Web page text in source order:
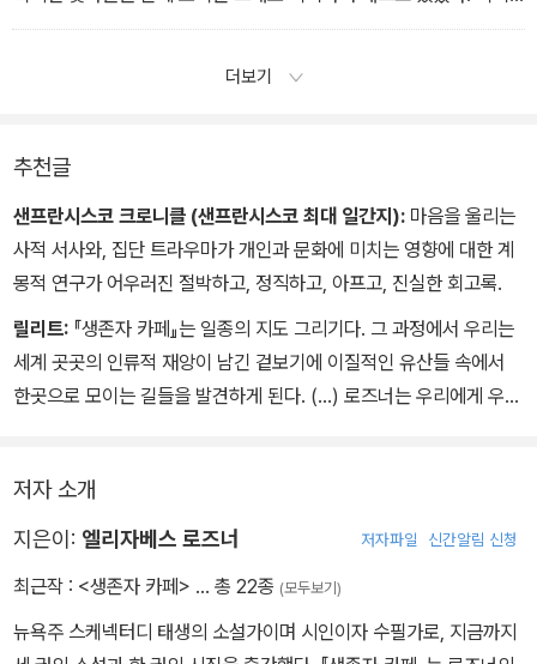
하기 위해서. 피부로 증언하기 위해서. 무엇을 새기고 무엇을 주장할
더보기
추천글
샌프란시스코 크로니클 (샌프란시스코 최대 일간지): 마음을 울리는
사적 서사와, 집단 트라우마가 개인과 문화에 미치는 영향에 대한 계
몽적 연구가 어우러진 절박하고, 정직하고, 아프고, 진실한 회고록.
릴리트: 『생존자 카페』는 일종의 지도 그리기다. 그 과정에서 우리는
세계 곳곳의 인류적 재앙이 남긴 겉보기에 이질적인 유산들 속에서
한곳으로 모이는 길들을 발견하게 된다. (…) 로즈너는 우리에게 우리
해 이해할 것을 권유한다.
저자 소개
지은이: 엘리자베스 로즈너 저자파일 신간알림 신청
최근작 : <생존자 카페> … 총 22종 (모두보기)
뉴욕주 스케넥터디 태생의 소설가이며 시인이자 수필가로, 지금까지